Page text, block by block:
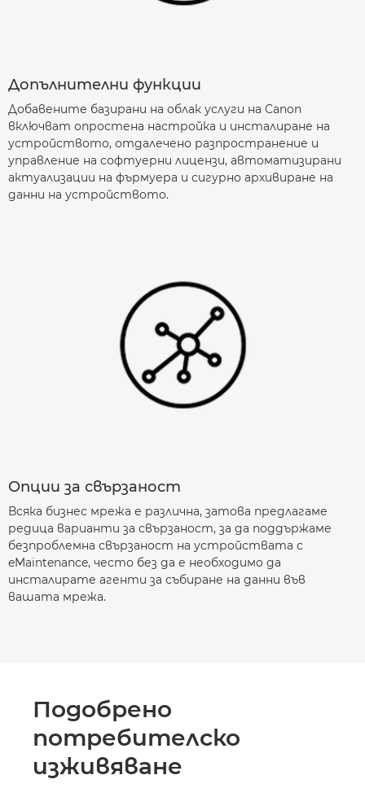
Допълнителни функции
Добавените базирани на облак услуги на Canon
включват опростена настройка и инсталиране на
устройството, отдалечено разпространение и
управление на софтуерни лицензи, автоматизирани
актуализации на фърмуера и сигурно архивиране на
данни на устройството.
Опции за свързаност
Всяка бизнес мрежа е различна, затова предлагаме
редица варианти за свързаност, за да поддържаме
безпроблемна свързаност на устройствата с
eMaintenance, често без да е необходимо да
инсталирате агенти за събиране на данни във
вашата мрежа.
Подобрено
потребителско
изживяване